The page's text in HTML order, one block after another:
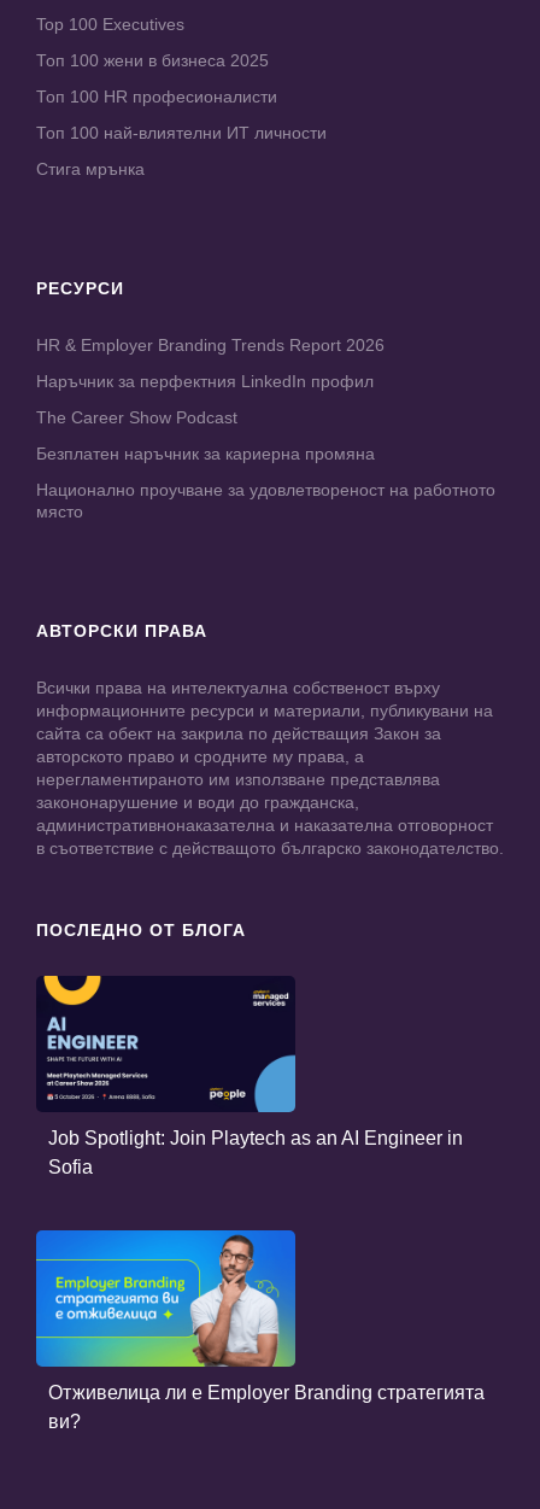
Top 100 Executives
Топ 100 жени в бизнеса 2025
Топ 100 HR професионалисти
Топ 100 най-влиятелни ИТ личности
Стига мрънка
РЕСУРСИ
HR & Employer Branding Trends Report 2026
Наръчник за перфектния LinkedIn профил
The Career Show Podcast
Безплатен наръчник за кариерна промяна
Национално проучване за удовлетвореност на работното
място
АВТОРСКИ ПРАВА
Всички права на интелектуална собственост върху
информационните ресурси и материали, публикувани на
сайта са обект на закрила по действащия Закон за
авторското право и сродните му права, а
нерегламентираното им използване представлява
закононарушение и води до гражданска,
административнонаказателна и наказателна отговорност
в съответствие с действащото българско законодателство.
ПОСЛЕДНО ОТ БЛОГА
Job Spotlight: Join Playtech as an AI Engineer in
Sofia
Отживелица ли е Employer Branding стратегията
ви?